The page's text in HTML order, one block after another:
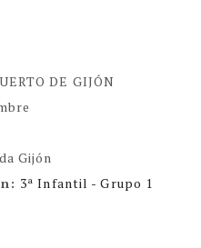
DE GIJÓN
Gijón
: 3ª Infantil - Grupo 1